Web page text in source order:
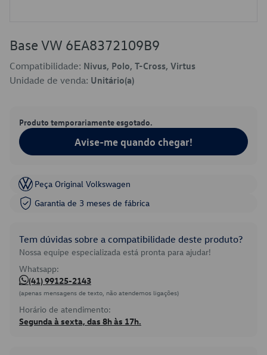
Base VW 6EA8372109B9
Compatibilidade: Nivus, Polo, T-Cross, Virtus
Unidade de venda: Unitário(a)
Produto temporariamente esgotado.
Avise-me quando chegar!
Peça Original Volkswagen
Garantia de 3 meses de fábrica
Tem dúvidas sobre a compatibilidade deste produto?
Nossa equipe especializada está pronta para ajudar!
Whatsapp:
(41) 99125-2143
(apenas mensagens de texto, não atendemos ligações)
Horário de atendimento:
Segunda à sexta, das 8h às 17h.